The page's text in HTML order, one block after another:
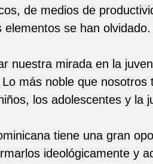
de medios de
se han olvidado.
nuestra mirada en la
más noble que nosotros
los adolescentes y la
tiene una gran
ideológicamente y